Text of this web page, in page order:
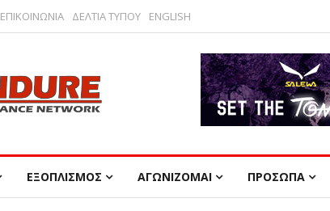
ΕΠΙΚΟΙΝΩΝΙΑ ΔΕΛΤΙΑ ΤΥΠΟΥ ENGLISH
ΕΞΟΠΛΙΣΜΟΣ ΑΓΩΝΙΖΟΜΑΙ ΠΡΟΣΩΠΑ